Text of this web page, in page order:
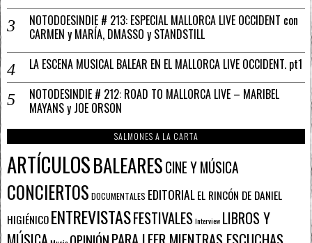
NOTODOESINDIE # 213: ESPECIAL MALLORCA LIVE OCCIDENT con
CARMEN y MARÍA, DMASSO y STANDSTILL
LA ESCENA MUSICAL BALEAR EN EL MALLORCA LIVE OCCIDENT. pt1
NOTODESINDIE # 212: ROAD TO MALLORCA LIVE – MARIBEL
MAYANS y JOE ORSON
SALMONES A LA CARTA
ARTÍCULOSBALEARESCINE Y MÚSICA
CONCIERTOS DOCUMENTALES EDITORIALEL RINCÓN DE DANIEL
HIGIÉNICOENTREVISTASFESTIVALESInterview LIBROS Y